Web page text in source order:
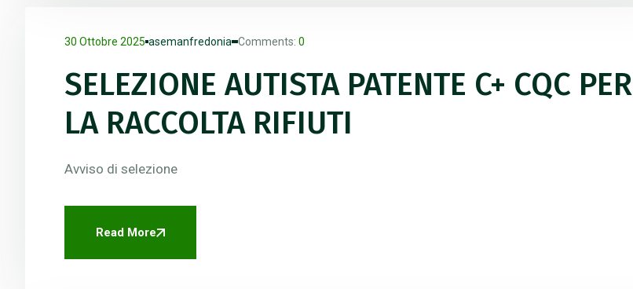
30 Ottobre 2025 asemanfredonia Comments: 0
SELEZIONE AUTISTA PATENTE C+ CQC PER
LA RACCOLTA RIFIUTI
Avviso di selezione
Read More